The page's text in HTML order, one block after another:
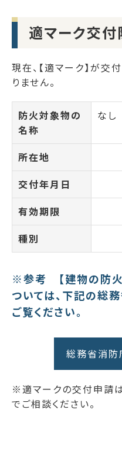
適マーク交
現在、【適マーク】が
りません。
防火対象物の
名称
なし
所在地
交付年月日
有効期限
種別
※参考 【建物の防
ついては、下記の総
ご覧ください。
総務省消防
※適マークの交付申請
でご相談ください。